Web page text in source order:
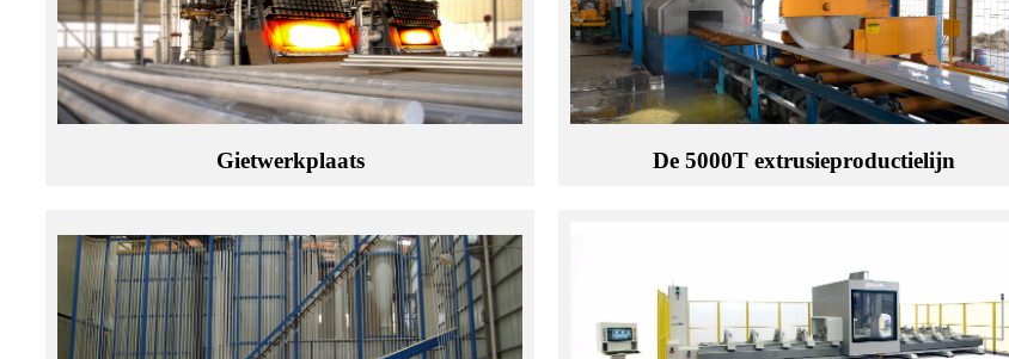
Gietwerkplaats De 5000T extrusieproductielijn